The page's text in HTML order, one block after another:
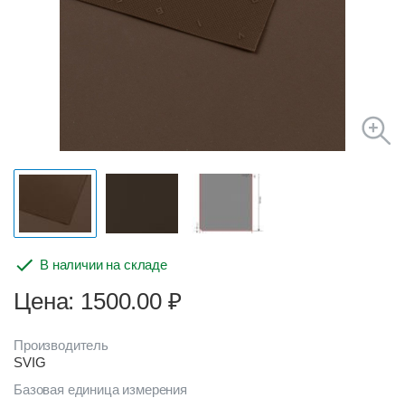
В наличии на складе
Цена: 1500.00 ₽
Производитель
SVIG
Базовая единица измерения